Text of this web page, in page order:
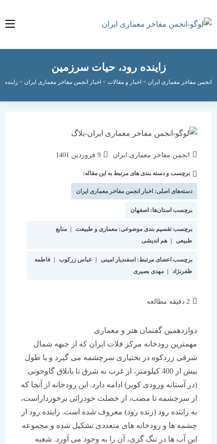
زاینده رود، حیات سرزمین
مفاخر معماری ایران > اخبار و مقالات>اخبار انجمن مفاخر معماری ایران > زاینده رود،
انجمن مفاخر معماری ایران
نوشته
شده
است:
9 فروردین 1401
برچسب و دسته بندی های مرتبط به این مقاله:
دسته‌های اصلی:اخبار انجمن مفاخر معماری ایران
برچسب استان‌ها:اصفهان
برچسب تقسیم بندی موضوعی:معماری و طبیعت | منابع
| هم اندیشی
برچسب اعضای مرتبط: اسفندیار امینی عباس زرکوب |
فاطمه
ظفرنژاد | مهدی بصیری
دوازدهمین گفتمان هنر و معماری
مهمترین رودخانه مرکز فلات ایران که از جبهه شمال
شرقی زردکوه در بختیاری سرچشمه می گیرد و با طول
بیش از 400 کیلومتر، از غرب به شرق تا باتلاق گاوخونی
(در آستانه ورودی کویر) ادامه دارد. این رودخانه از آنجا که
از سرچشمه تا مصب، از خصلت خودزائی برخورداراست،
به زاینده رود (زنده رود) معروف شده است. زاینده رود از
چشمه ها و رودخانه های متعددی تشکیل شده و مجموعه
این آب ها در تنگ گزی، آن را به وجود می آورد. شعبه